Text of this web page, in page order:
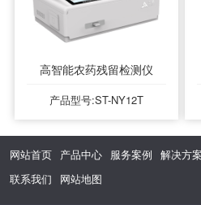
高智能农药残留检测仪
产品型号:ST-NY12T
网站首页 产品中心 服务案例 解决方案
联系我们
网站地图